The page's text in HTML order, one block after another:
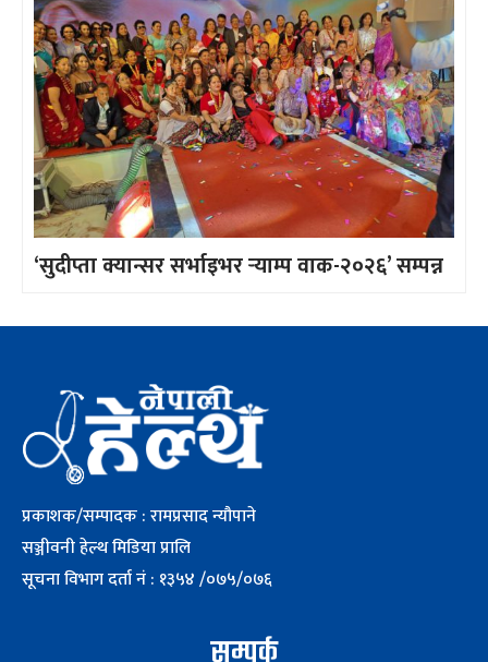
‘सुदीप्ता क्यान्सर सर्भाइभर र्‍याम्प वाक-२०२६’ सम्पन्न
प्रकाशक/सम्पादक : रामप्रसाद न्यौपाने
सञ्जीवनी हेल्थ मिडिया प्रालि
सूचना विभाग दर्ता नं : १३५४ /०७५/०७६